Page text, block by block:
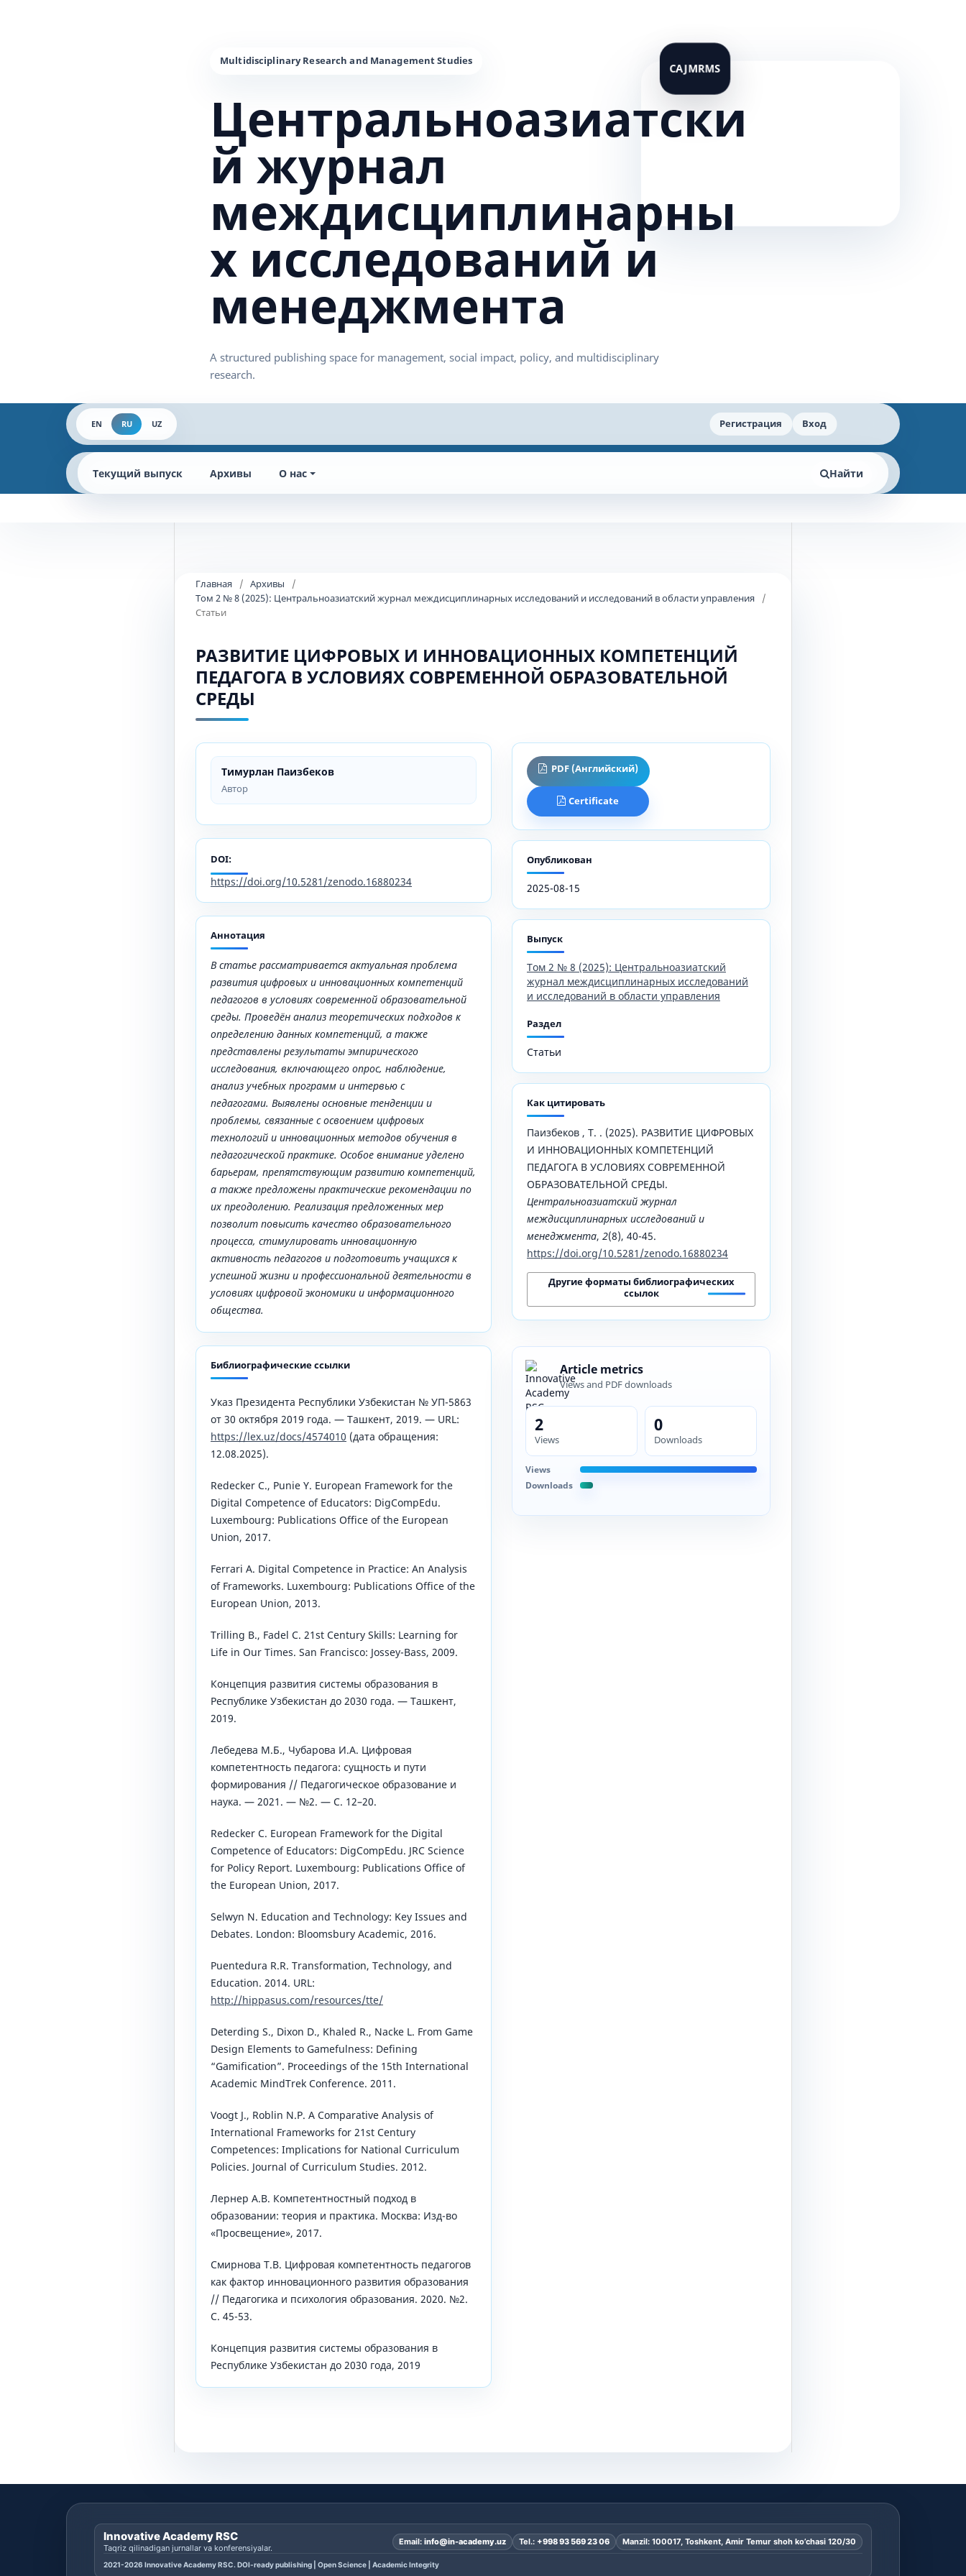
Центральноазиатски
й журнал
междисциплинарны
х исследований и
менеджмента
EN RU UZ Регистрация Вход
Текущий выпуск Архивы О нас Найти
Главная / Архивы
/
Том 2 № 8 (2025): Центральноазиатский журнал междисциплинарных исследований и исследований в области управления
/
Статьи
РАЗВИТИЕ ЦИФРОВЫХ И ИННОВАЦИОННЫХ КОМПЕТЕНЦИЙ
ПЕДАГОГА В УСЛОВИЯХ СОВРЕМЕННОЙ ОБРАЗОВАТЕЛЬНОЙ
СРЕДЫ
Тимурлан Паизбеков
Автор
DOI:
https://doi.org/10.5281/zenodo.16880234
Аннотация
В статье рассматривается актуальная проблема
развития цифровых и инновационных компетенций
педагогов в условиях современной образовательной
среды. Проведён анализ теоретических подходов к
определению данных компетенций, а также
представлены результаты эмпирического
исследования, включающего опрос, наблюдение,
анализ учебных программ и интервью с
педагогами. Выявлены основные тенденции и
проблемы, связанные с освоением цифровых
технологий и инновационных методов обучения в
педагогической практике. Особое внимание уделено
барьерам, препятствующим развитию компетенций,
а также предложены практические рекомендации по
их преодолению. Реализация предложенных мер
позволит повысить качество образовательного
процесса, стимулировать инновационную
активность педагогов и подготовить учащихся к
успешной жизни и профессиональной деятельности в
условиях цифровой экономики и информационного
общества.
Библиографические ссылки
Указ Президента Республики Узбекистан № УП-5863
от 30 октября 2019 года. — Ташкент, 2019. — URL:
https://lex.uz/docs/4574010 (дата обращения:
12.08.2025).
Redecker C., Punie Y. European Framework for the
Digital Competence of Educators: DigCompEdu.
Luxembourg: Publications Office of the European
Union, 2017.
Ferrari A. Digital Competence in Practice: An Analysis
of Frameworks. Luxembourg: Publications Office of the
European Union, 2013.
Trilling B., Fadel C. 21st Century Skills: Learning for
Life in Our Times. San Francisco: Jossey-Bass, 2009.
Концепция развития системы образования в
Республике Узбекистан до 2030 года. — Ташкент,
2019.
Лебедева М.Б., Чубарова И.А. Цифровая
компетентность педагога: сущность и пути
формирования // Педагогическое образование и
наука. — 2021. — №2. — С. 12–20.
Redecker C. European Framework for the Digital
Competence of Educators: DigCompEdu. JRC Science
for Policy Report. Luxembourg: Publications Office of
the European Union, 2017.
Selwyn N. Education and Technology: Key Issues and
Debates. London: Bloomsbury Academic, 2016.
Puentedura R.R. Transformation, Technology, and
Education. 2014. URL:
http://hippasus.com/resources/tte/
Deterding S., Dixon D., Khaled R., Nacke L. From Game
Design Elements to Gamefulness: Defining
“Gamification”. Proceedings of the 15th International
Academic MindTrek Conference. 2011.
Voogt J., Roblin N.P. A Comparative Analysis of
International Frameworks for 21st Century
Competences: Implications for National Curriculum
Policies. Journal of Curriculum Studies. 2012.
Лернер А.В. Компетентностный подход в
образовании: теория и практика. Москва: Изд-во
«Просвещение», 2017.
Смирнова Т.В. Цифровая компетентность педагогов
как фактор инновационного развития образования
// Педагогика и психология образования. 2020. №2.
С. 45-53.
Концепция развития системы образования в
Республике Узбекистан до 2030 года, 2019
PDF (Английский)
Certificate
Опубликован
2025-08-15
Выпуск
Том 2 № 8 (2025): Центральноазиатский
журнал междисциплинарных исследований
и исследований в области управления
Раздел
Статьи
Как цитировать
Паизбеков , Т. . (2025). РАЗВИТИЕ ЦИФРОВЫХ
И ИННОВАЦИОННЫХ КОМПЕТЕНЦИЙ
ПЕДАГОГА В УСЛОВИЯХ СОВРЕМЕННОЙ
ОБРАЗОВАТЕЛЬНОЙ СРЕДЫ.
Центральноазиатский журнал
междисциплинарных исследований и
менеджмента, 2(8), 40-45.
https://doi.org/10.5281/zenodo.16880234
Другие форматы библиографических
ссылок
Article metrics
Views and PDF downloads
2
Views
0
Downloads
Views
Downloads
Innovative Academy RSC
Taqriz qilinadigan jurnallar va konferensiyalar.
Email: info@in-academy.uz Tel.: +998 93 569 23 06 Manzil: 100017, Toshkent, Amir Temur shoh ko’chasi 120/30
2021-2026 Innovative Academy RSC. DOI-ready publishing | Open Science | Academic Integrity